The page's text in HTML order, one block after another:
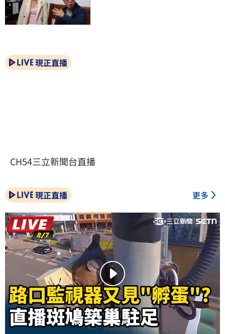
現正直播
CH54三立新聞台直播
現正直播 更多